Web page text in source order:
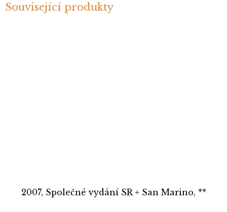
Související produkty
2007, Společné vydání SR + San Marino, **